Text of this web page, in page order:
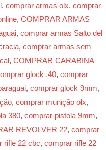
, comprar armas olx, comprar
, COMPRAR ARMAS
, comprar armas Salto del
, comprar armas sem
, COMPRAR CARABINA
glock .40, comprar
, comprar glock 9mm,
, comprar munição olx,
380, comprar pistola 9mm,
REVOLVER 22, comprar
rifle 22 cbc, comprar rifle 22